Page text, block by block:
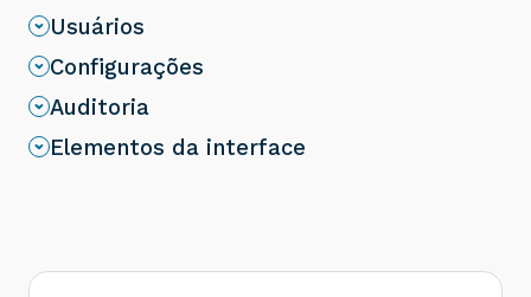
Usuários
Configurações
Auditoria
Elementos da interface